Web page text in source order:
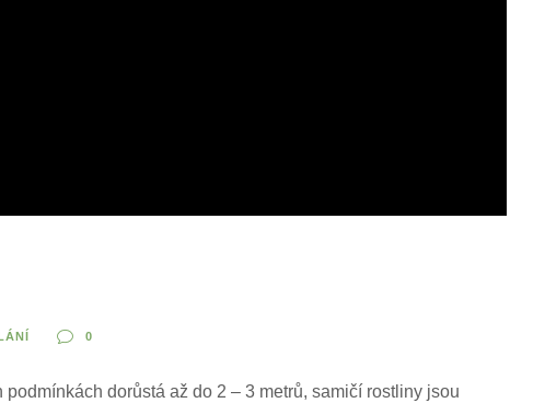
0
dorůstá až do 2 – 3 metrů, samičí rostliny jsou